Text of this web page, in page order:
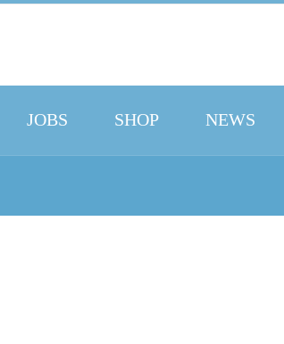
JOBS SHOP NEWS